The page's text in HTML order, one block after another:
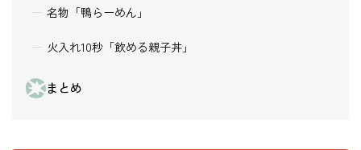
名物「鴨らーめん」
火入れ10秒「飲める親子丼」
まとめ